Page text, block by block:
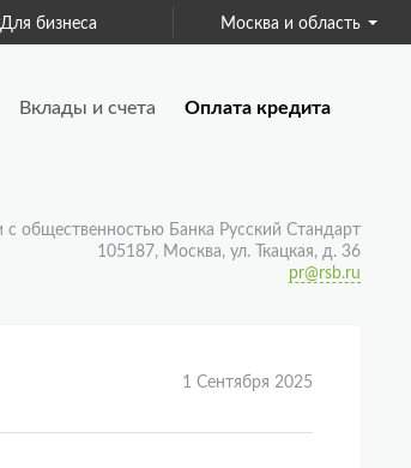
Для бизнеса Страхование
Москва и область
Вклады и счета Оплата кредита
с общественностью Банка Русский Стандарт
105187, Москва, ул. Ткацкая, д. 36
pr@rsb.ru
1 Сентября 2025